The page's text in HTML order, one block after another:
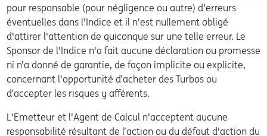
pour responsable (pour négligence ou autre) d'erreurs
éventuelles dans l'Indice et il n'est nullement obligé
d'attirer l'attention de quiconque sur une telle erreur. Le
Sponsor de l'Indice n'a fait aucune déclaration ou promesse
ni n’a donné de garantie, de façon implicite ou explicite,
concernant l'opportunité d’acheter des Turbos ou
d’accepter les risques y afférents.
L'Emetteur et l'Agent de Calcul n'acceptent aucune
responsabilité résultant de l’action ou du défaut d'action du